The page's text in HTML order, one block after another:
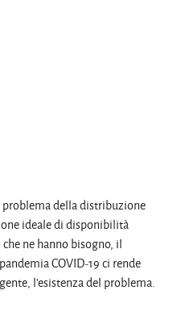
problema della distribuzione
ideale di disponibilità
ne hanno bisogno, il
COVID-19 ci rende
l’esistenza del problema.